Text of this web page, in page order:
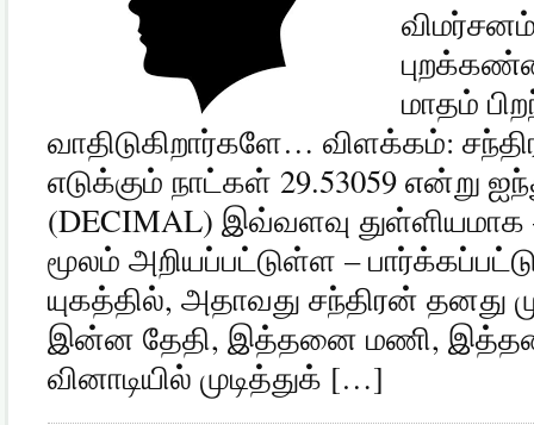
மாதம்
வாதிடுகிறார்களே… விளக்கம்:
எடுக்கும் நாட்கள் 29.53059 என்று
(DECIMAL) இவ்வளவு
மூலம் அறியப்பட்டுள்ள –
யுகத்தில், அதாவது சந்திரன் தனது
இன்ன தேதி, இத்தனை மணி,
வினாடியில் முடித்துக் […]